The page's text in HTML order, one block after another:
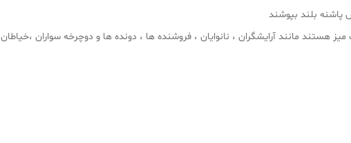
بلند بپوشند
هستند مانند آرایشگران ، نانوایان ، فروشنده ها ، دونده ها و دوچرخه سواران ،خیاطان